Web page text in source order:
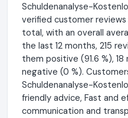
Schuldenanalyse-
verified customer reviews
total, with an overall
the last 12 months, 215
them positive (91.6 %),
negative (0 %).
Schuldenanalyse-
friendly advice, Fast and
communication and